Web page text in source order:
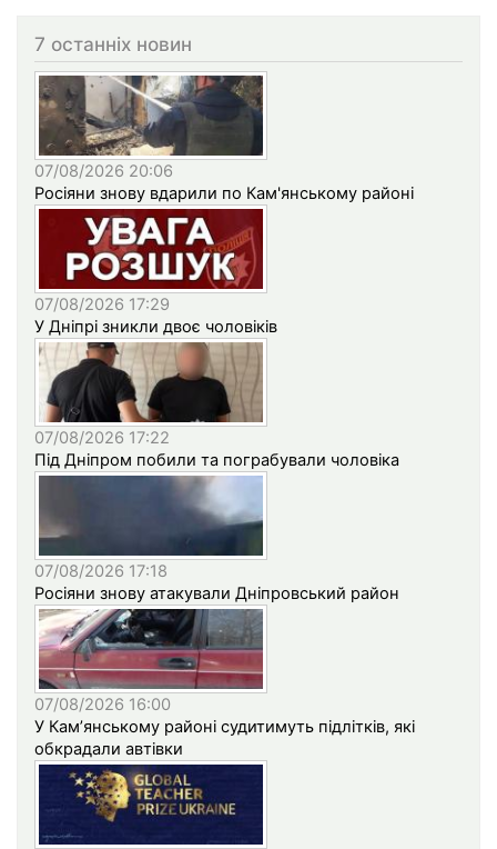
7 останніх новин
07/08/2026 20:06
Росіяни знову вдарили по Кам'янському районі
07/08/2026 17:29
У Дніпрі зникли двоє чоловіків
07/08/2026 17:22
Під Дніпром побили та пограбували чоловіка
07/08/2026 17:18
Росіяни знову атакували Дніпровський район
07/08/2026 16:00
У Кам’янському районі судитимуть підлітків, які
обкрадали автівки